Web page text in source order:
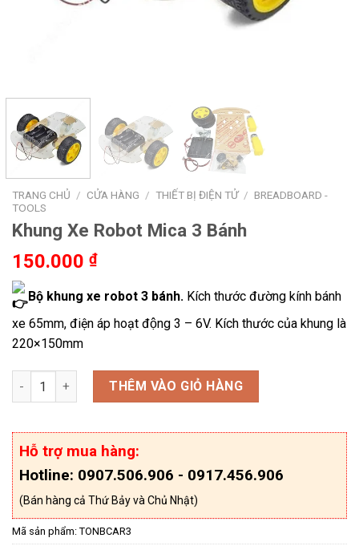
TRANG CHỦ / CỬA HÀNG / THIẾT BỊ ĐIỆN TỬ / BREADBOARD -
TOOLS
Khung Xe Robot Mica 3 Bánh
150.000 ₫
Bộ khung xe robot 3 bánh. Kích thước đường kính bánh
xe 65mm, điện áp hoạt động 3 – 6V. Kích thước của khung là
220×150mm
Khung Xe Robot Mica 3 Bánh số lượng
THÊM VÀO GIỎ HÀNG
Hỗ trợ mua hàng:
Hotline: 0907.506.906 - 0917.456.906
(Bán hàng cả Thứ Bảy và Chủ Nhật)
Mã sản phẩm: TONBCAR3